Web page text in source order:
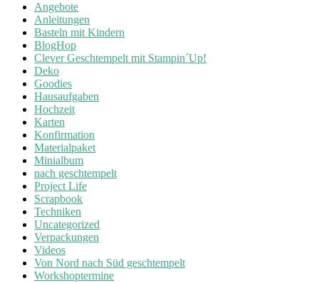
Angebote
Anleitungen
Basteln mit Kindern
BlogHop
Clever Geschtempelt mit Stampin´Up!
Deko
Goodies
Hausaufgaben
Hochzeit
Karten
Konfirmation
Materialpaket
Minialbum
nach geschtempelt
Project Life
Scrapbook
Techniken
Uncategorized
Verpackungen
Videos
Von Nord nach Süd geschtempelt
Workshoptermine